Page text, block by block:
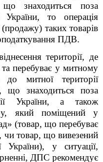
що знаходиться поза
то операція
таких товарів
ПДВ.
території, де
та перебуває у митному
митної території
що знаходиться поза
України, а також
який поміщений у
(товар, що перебуває
чи товар, що вивезений
України), у ситуації,
, ДПС рекомендує